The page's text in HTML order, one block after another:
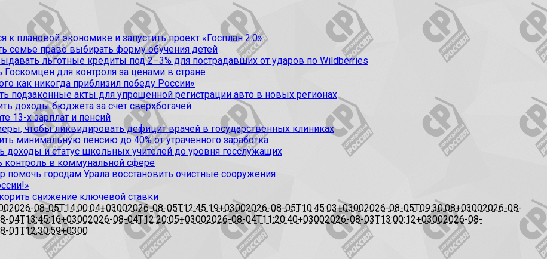
к плановой экономике и запустить проект «Госплан 2.0»
семье право выбирать форму обучения детей
льготные кредиты под 2–3% для пострадавших от ударов по Wildberries
для контроля за ценами в стране
как никогда приблизил победу России»
подзаконные акты для упрощенной регистрации авто в новых регионах
доходы бюджета за счет сверхбогачей
13-х зарплат и пенсий
чтобы ликвидировать дефицит врачей в государственных клиниках
минимальную пенсию до 40% от утраченного заработка
доходы и статус школьных учителей до уровня госслужащих
контроль в коммунальной сфере
городам Урала восстановить очистные сооружения
снижение ключевой ставки
2026-08-05T14:00:04+03002026-08-05T12:45:19+03002026-08-05T10:45:03+03002026-08-05T09:30:08+03002026-08-
04T13:45:16+03002026-08-04T12:20:05+03002026-08-04T11:20:40+03002026-08-03T13:00:12+03002026-08-
01T12:30:59+0300